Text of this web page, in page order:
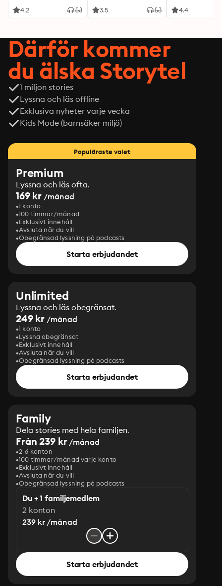
4.2 3.5 4.4
Därför kommer
du älska Storytel
1 miljon stories
Lyssna och läs offline
Exklusiva nyheter varje vecka
Kids Mode (barnsäker miljö)
Populäraste valet
Premium
Lyssna och läs ofta.
169 kr /månad
1 konto
100 timmar/månad
Exklusivt innehåll
Avsluta när du vill
Obegränsad lyssning på podcasts
Starta erbjudandet
Unlimited
Lyssna och läs obegränsat.
249 kr /månad
1 konto
Lyssna obegränsat
Exklusivt innehåll
Avsluta när du vill
Obegränsad lyssning på podcasts
Starta erbjudandet
Family
Dela stories med hela familjen.
Från 239 kr/månad
2-6 konton
100 timmar/månad varje konto
Exklusivt innehåll
Avsluta när du vill
Obegränsad lyssning på podcasts
Du + 1 familjemedlem
2 konton
239 kr /månad
Starta erbjudandet